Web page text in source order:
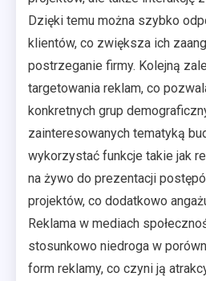
Dzięki temu można szybko
klientów, co zwiększa ich
postrzeganie firmy. Kolejną
targetowania reklam, co
konkretnych grup
zainteresowanych tematyką
wykorzystać funkcje takie jak
na żywo do prezentacji
projektów, co dodatkowo
Reklama w mediach
stosunkowo niedroga w
form reklamy, co czyni ją